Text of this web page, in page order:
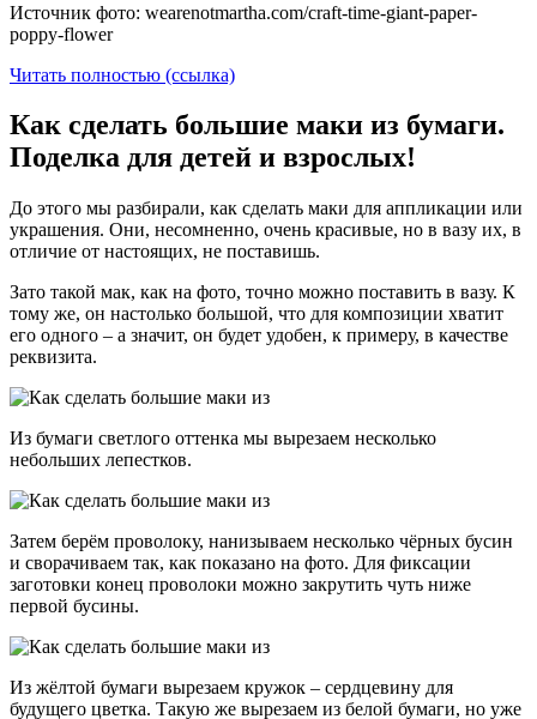
Источник фото: wearenotmartha.com/craft-time-giant-paper-
poppy-flower
Читать полностью (ссылка)
Как сделать большие маки из бумаги.
Поделка для детей и взрослых!
До этого мы разбирали, как сделать маки для аппликации или
украшения. Они, несомненно, очень красивые, но в вазу их, в
отличие от настоящих, не поставишь.
Зато такой мак, как на фото, точно можно поставить в вазу. К
тому же, он настолько большой, что для композиции хватит
его одного – а значит, он будет удобен, к примеру, в качестве
реквизита.
Из бумаги светлого оттенка мы вырезаем несколько
небольших лепестков.
Затем берём проволоку, нанизываем несколько чёрных бусин
и сворачиваем так, как показано на фото. Для фиксации
заготовки конец проволоки можно закрутить чуть ниже
первой бусины.
Из жёлтой бумаги вырезаем кружок – сердцевину для
будущего цветка. Такую же вырезаем из белой бумаги, но уже